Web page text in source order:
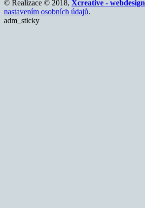
© Realizace © 2018, Xcreative - webdesign
nastavením osobních údajů.
adm_sticky